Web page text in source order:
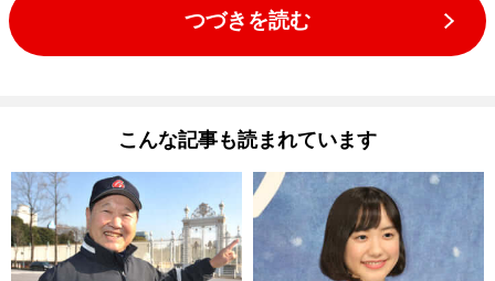
つづきを読む
こんな記事も読まれています